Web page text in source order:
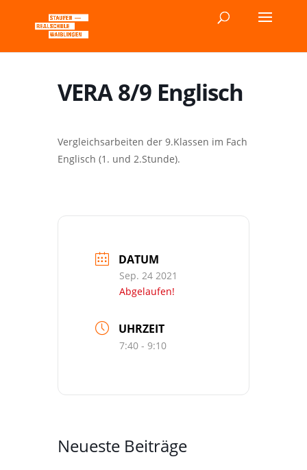
VERA 8/9 Englisch
Vergleichsarbeiten der 9.Klassen im Fach
Englisch (1. und 2.Stunde).
DATUM
Sep. 24 2021
Abgelaufen!
UHRZEIT
7:40 - 9:10
Neueste Beiträge